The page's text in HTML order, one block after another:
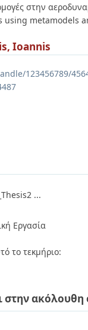
στην
metamodels
Ioannis
123456789/
...
Εργασία
το τεκμήριο:
στην